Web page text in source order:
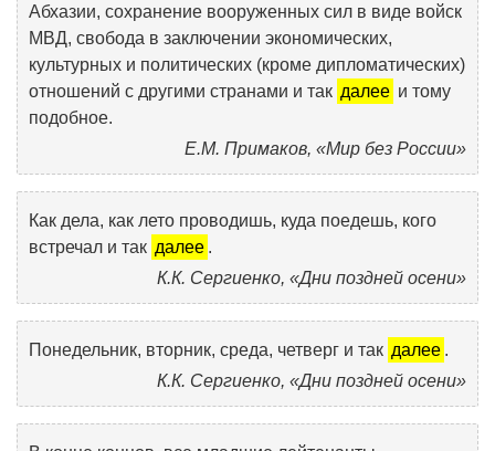
Абхазии, сохранение вооруженных сил в виде войск
МВД, свобода в заключении экономических,
культурных и политических (кроме дипломатических)
отношений с другими странами и так далее и тому
подобное.
Е.М. Примаков, «Мир без России»
Как дела, как лето проводишь, куда поедешь, кого
встречал и так далее .
К.К. Сергиенко, «Дни поздней осени»
Понедельник, вторник, среда, четверг и так далее .
К.К. Сергиенко, «Дни поздней осени»